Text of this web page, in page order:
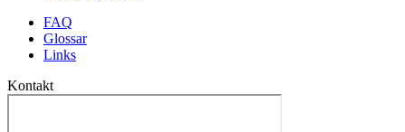
FAQ
Glossar
Links
Kontakt